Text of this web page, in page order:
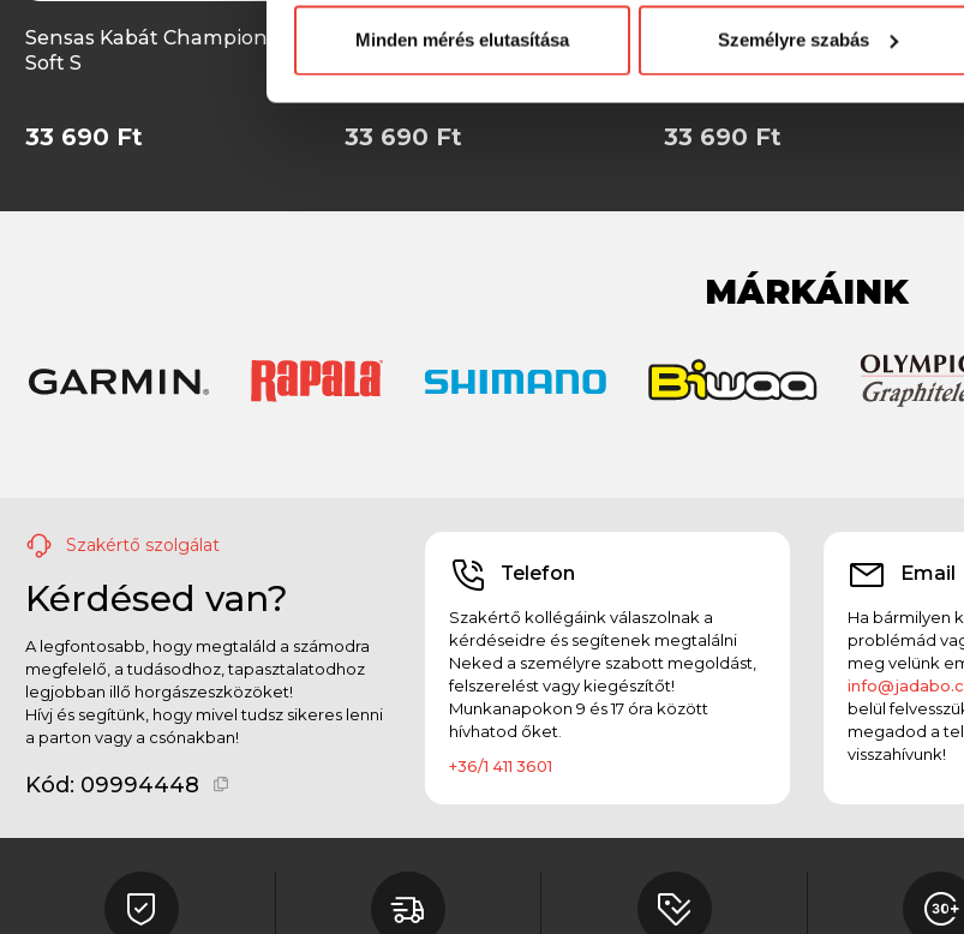
Minden mérés elutasítása Személyre szabás
Sensas Kabát Champion
Soft S
33 690 Ft
Sensas Kabát Champion
33 690 Ft
Sensas Kabát Champion
33 690 Ft
MÁRKÁINK
Szakértő szolgálat
Kérdésed van?
A legfontosabb, hogy megtaláld a számodra
megfelelő, a tudásodhoz, tapasztalatodhoz
legjobban illő horgászeszközöket!
Hívj és segítünk, hogy mivel tudsz sikeres lenni
a parton vagy a csónakban!
Kód: 09994448
Telefon
Szakértő kollégáink válaszolnak a
kérdéseidre és segítenek megtalálni
Neked a személyre szabott megoldást,
felszerelést vagy kiegészítőt!
Munkanapokon 9 és 17 óra között
hívhatod őket.
+36/1 411 3601
Email
Ha bármilyen
problémád
meg velünk
belül
megadod a
visszahívunk!